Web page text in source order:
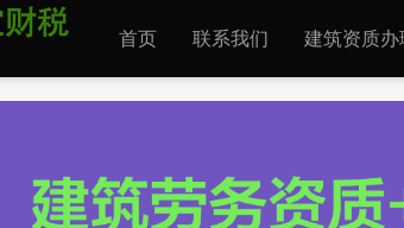
首页 联系我们 建筑资质办